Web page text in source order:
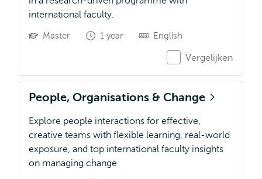
international faculty.
Master 1 year English
Vergelijken
People, Organisations & Change
Explore people interactions for effective,
creative teams with flexible learning, real-world
exposure, and top international faculty insights
on managing change